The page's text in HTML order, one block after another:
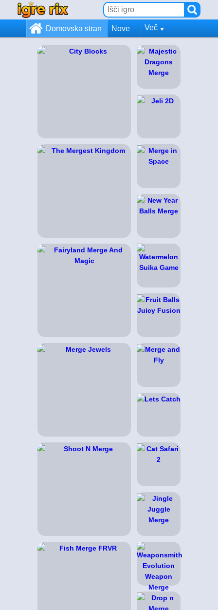
Domovska stran Nove Več